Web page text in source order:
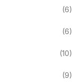
(6)
(6)
(10)
(9)